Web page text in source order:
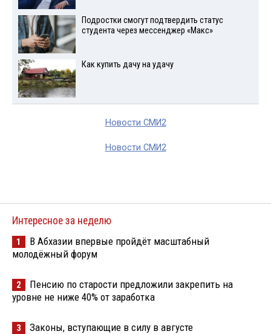
Подростки смогут подтвердить статус
студента через мессенджер «Макс»
Как купить дачу на удачу
Новости СМИ2
Новости СМИ2
Интересное за неделю
1
В Абхазии впервые пройдёт масштабный
молодёжный форум
2
Пенсию по старости предложили закрепить на
уровне не ниже 40% от заработка
3 Законы, вступающие в силу в августе